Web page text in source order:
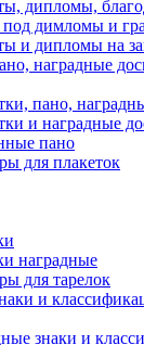
дипломы,
димломы и
и дипломы на
наградные
пано,
и наградные
пано
для плакеток
наградные
для тарелок
и
знаки и